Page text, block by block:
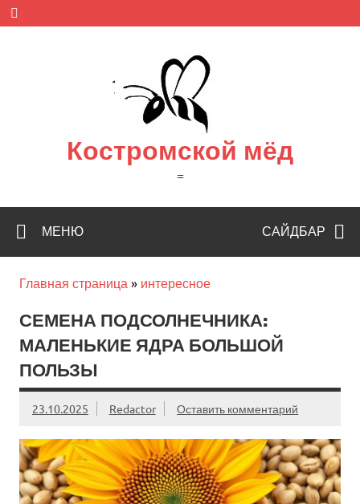
Skip
content
Костромской мёд
=
САЙДБАР
МЕНЮ
Главная страница » интересное
СЕМЕНА ПОДСОЛНЕЧНИКА:
МАЛЕНЬКИЕ ЯДРА БОЛЬШОЙ
ПОЛЬЗЫ
23.10.2025 Redactor Оставить комментарий